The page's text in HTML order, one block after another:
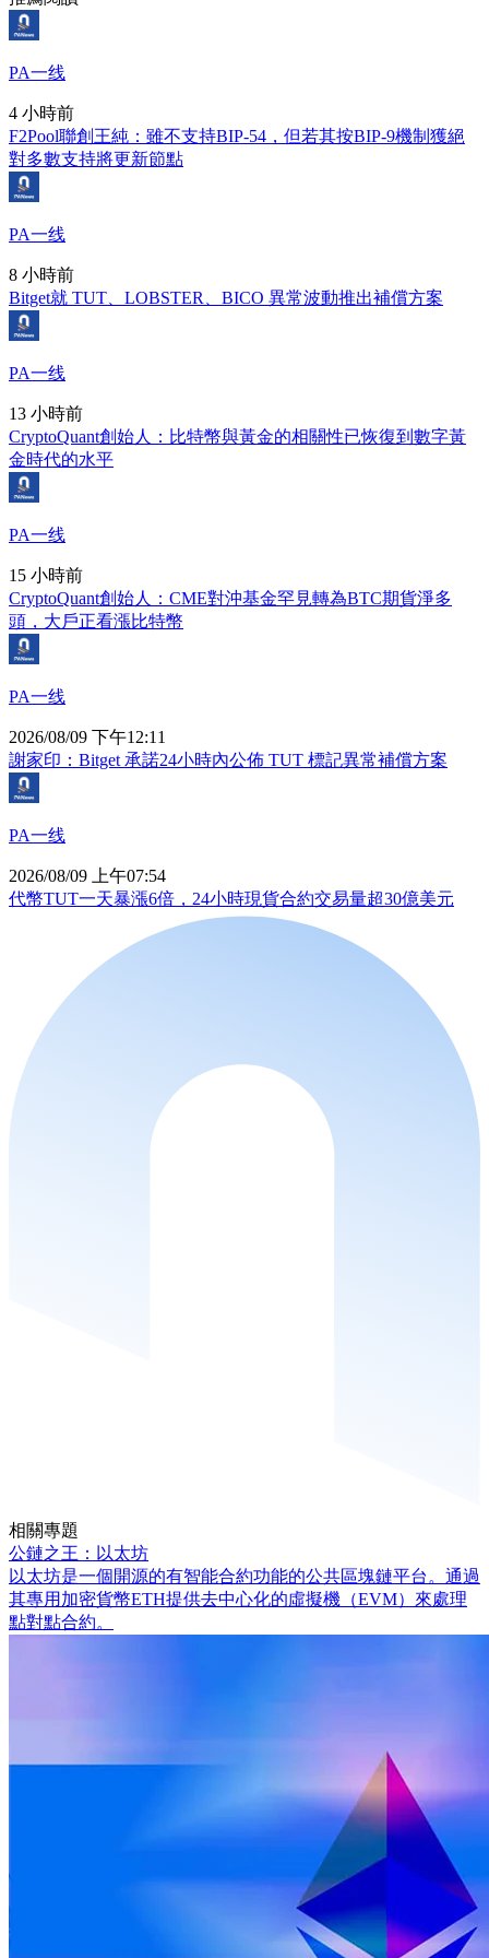
PA一线
4 小時前
F2Pool聯創王純：雖不支持BIP-54，但若其按BIP-9機制獲絕
對多數支持將更新節點
PA一线
8 小時前
Bitget就 TUT、LOBSTER、BICO 異常波動推出補償方案
PA一线
13 小時前
CryptoQuant創始人：比特幣與黃金的相關性已恢復到數字黃
金時代的水平
PA一线
15 小時前
CryptoQuant創始人：CME對沖基金罕見轉為BTC期貨淨多
頭，大戶正看漲比特幣
PA一线
2026/08/09 下午12:11
謝家印：Bitget 承諾24小時內公佈 TUT 標記異常補償方案
PA一线
2026/08/09 上午07:54
代幣TUT一天暴漲6倍，24小時現貨合約交易量超30億美元
相關專題
公鏈之王：以太坊
以太坊是一個開源的有智能合約功能的公共區塊鏈平台。通過
其專用加密貨幣ETH提供去中心化的虛擬機（EVM）來處理
點對點合約。